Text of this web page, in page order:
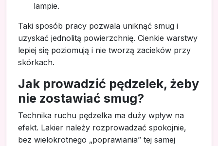
lampie.
Taki sposób pracy pozwala uniknąć smug i
uzyskać jednolitą powierzchnię. Cienkie warstwy
lepiej się poziomują i nie tworzą zacieków przy
skórkach.
Jak prowadzić pędzelek, żeby
nie zostawiać smug?
Technika ruchu pędzelka ma duży wpływ na
efekt. Lakier należy rozprowadzać spokojnie,
bez wielokrotnego „poprawiania” tej samej